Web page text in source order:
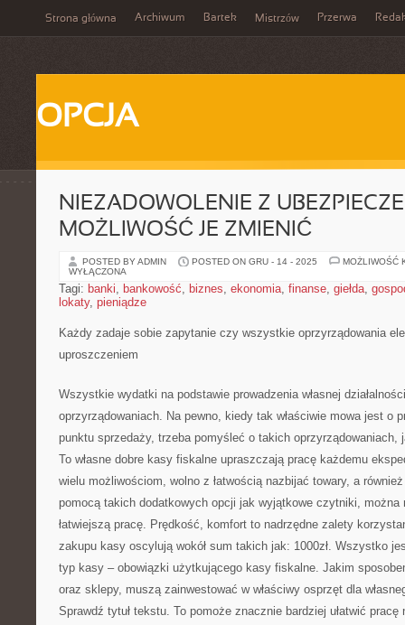
Strona główna Archiwum Bartek Mistrzów Przerwa
OPCJA
NIEZADOWOLENIE Z
MOŻLIWOŚĆ JE ZMIENIĆ
POSTED BY ADMIN POSTED ON GRU - 14 - 2025
MOŻLIWOŚĆ
WYŁĄCZONA
Tagi: banki, bankowość, biznes, ekonomia, finanse, giełda,
lokaty, pieniądze
Każdy zadaje sobie zapytanie czy wszystkie oprzyrządowania
uproszczeniem
Wszystkie wydatki na podstawie prowadzenia własnej
oprzyrządowaniach. Na pewno, kiedy tak właściwie mowa jest o
punktu sprzedaży, trzeba pomyśleć o takich oprzyrządowaniach,
To własne dobre kasy fiskalne upraszczają pracę każdemu
wielu możliwościom, wolno z łatwością nazbijać towary, a
pomocą takich dodatkowych opcji jak wyjątkowe czytniki, można
łatwiejszą pracę. Prędkość, komfort to nadrzędne zalety
zakupu kasy oscylują wokół sum takich jak: 1000zł. Wszystko
typ kasy – obowiązki użytkującego kasy fiskalne. Jakim
oraz sklepy, muszą zainwestować w właściwy osprzęt dla
Sprawdź tytuł tekstu. To pomoże znacznie bardziej ułatwić